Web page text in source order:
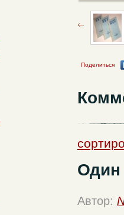
Поделиться
Один
Автор: